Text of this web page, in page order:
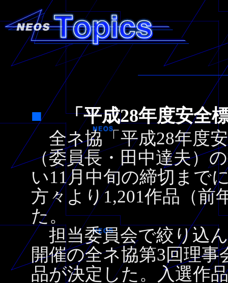
■「平成28年度安全
全ネ協「平成28年度安
（委員長・田中達夫）
い11月中旬の締切まで
方々より1,201作品（前
た。
担当委員会で絞り込ん
開催の全ネ協第3回理
品が決定した。入選作